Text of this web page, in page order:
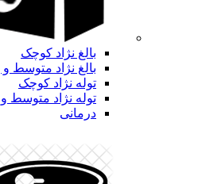
بالغ نژاد کوچک
بالغ نژاد متوسط
توله نژاد کوچک
توله نژاد متوسط
درمانی